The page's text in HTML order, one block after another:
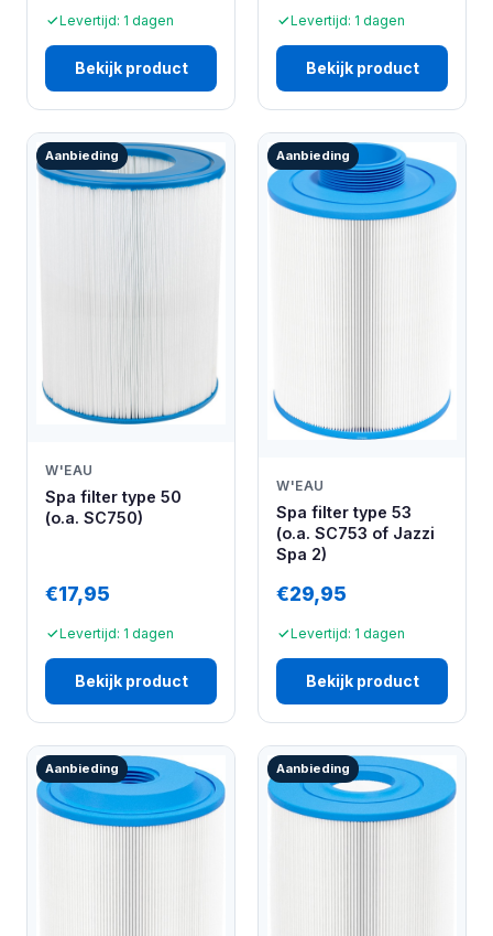
Levertijd: 1 dagen
Bekijk product
Levertijd: 1 dagen
Bekijk product
Aanbieding
W'EAU
Spa filter type 50
(o.a. SC750)
€17,95
Levertijd: 1 dagen
Bekijk product
Aanbieding
W'EAU
Spa filter type 53
(o.a. SC753 of Jazzi
Spa 2)
€29,95
Levertijd: 1 dagen
Bekijk product
Aanbieding Aanbieding